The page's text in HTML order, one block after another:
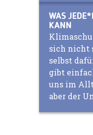
WAS
KANN
sich nicht
selbst
gibt
uns im
aber der